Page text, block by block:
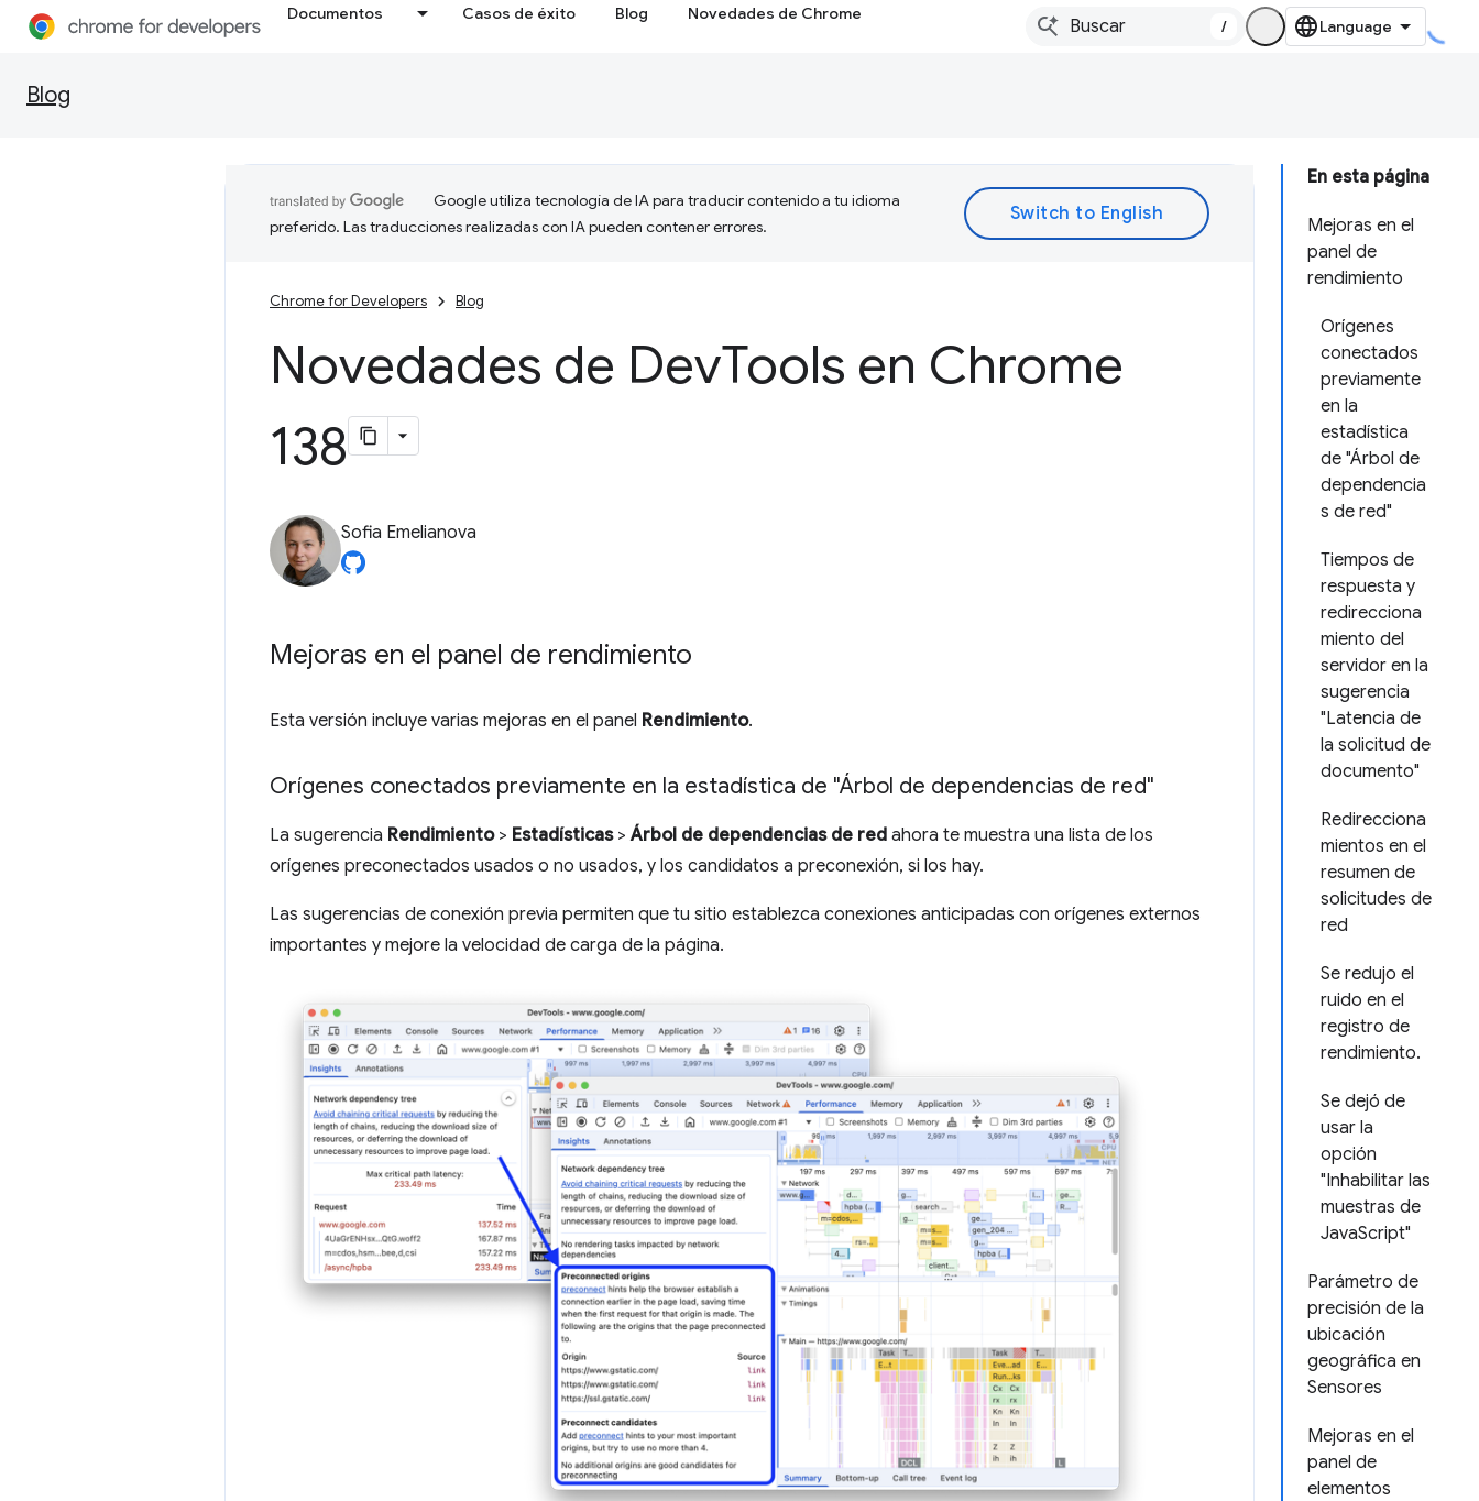
Documentos Casos de éxito Blog Novedades de Chrome
/
Blog
En esta página
Mejoras en el
panel de
rendimiento
Orígenes
conectados
previamente
en la
estadística
de "Árbol de
dependencia
s de red"
Tiempos de
respuesta y
redirecciona
miento del
servidor en la
sugerencia
"Latencia de
la solicitud de
documento"
Redirecciona
mientos en el
resumen de
solicitudes de
red
Se redujo el
ruido en el
registro de
rendimiento.
Se dejó de
usar la
opción
"Inhabilitar las
muestras de
JavaScript"
Parámetro de
precisión de la
ubicación
geográfica en
Sensores
Mejoras en el
panel de
elementos
Google utiliza tecnología de IA para traducir contenido a tu idioma
preferido. Las traducciones realizadas con IA pueden contener errores.
Chrome for Developers Blog
Novedades de DevTools en Chrome
138
Sofia Emelianova
Mejoras en el panel de rendimiento
Esta versión incluye varias mejoras en el panel Rendimiento.
Orígenes conectados previamente en la estadística de "Árbol de dependencias de red"
La sugerencia Rendimiento> Estadísticas>Árbol de dependencias de red ahora te muestra una lista de los
orígenes preconectados usados o no usados, y los candidatos a preconexión, si los hay.
Las sugerencias de conexión previa permiten que tu sitio establezca conexiones anticipadas con orígenes externos
importantes y mejore la velocidad de carga de la página.